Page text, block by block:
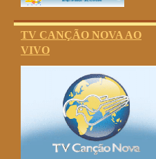
TV CANÇÃO NOVA AO
VIVO